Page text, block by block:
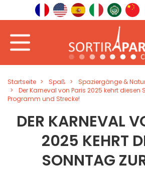
Startseite Spaß
Spaziergänge &
Der Karneval von Paris 2025 kehrt diesen
Programm und Strecke!
DER KARNEVAL
2025 KEHRT
SONNTAG